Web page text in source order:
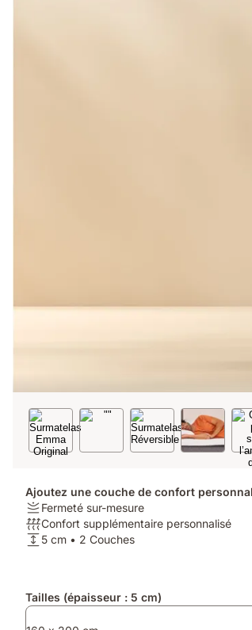
Ajoutez une couche de confort
Fermeté:
Fermeté
sur-
Fermeté sur-mesure
Respirabilité:
Confort
Confort supplémentaire personnalisé
Hauteur:
2
5 cm • 2 Couches
Produits
supplémentaires
Tailles (épaisseur : 5 cm)